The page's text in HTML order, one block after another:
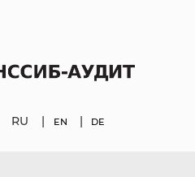
RU | EN | DE